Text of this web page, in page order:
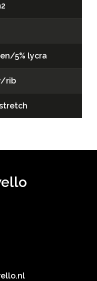
5% lycra
rib